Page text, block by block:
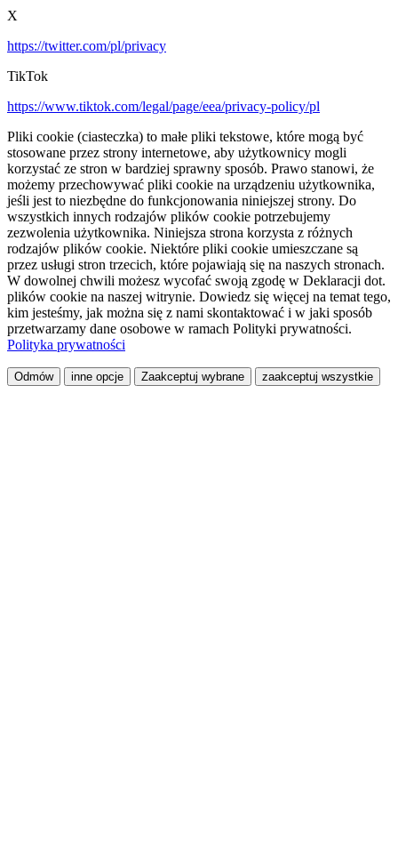
X
https://twitter.com/pl/privacy
TikTok
https://www.tiktok.com/legal/page/eea/privacy-policy/pl
Pliki cookie (ciasteczka) to małe pliki tekstowe, które mogą być
stosowane przez strony internetowe, aby użytkownicy mogli
korzystać ze stron w bardziej sprawny sposób. Prawo stanowi, że
możemy przechowywać pliki cookie na urządzeniu użytkownika,
jeśli jest to niezbędne do funkcjonowania niniejszej strony. Do
wszystkich innych rodzajów plików cookie potrzebujemy
zezwolenia użytkownika. Niniejsza strona korzysta z różnych
rodzajów plików cookie. Niektóre pliki cookie umieszczane są
przez usługi stron trzecich, które pojawiają się na naszych stronach.
W dowolnej chwili możesz wycofać swoją zgodę w Deklaracji dot.
plików cookie na naszej witrynie. Dowiedz się więcej na temat tego,
kim jesteśmy, jak można się z nami skontaktować i w jaki sposób
przetwarzamy dane osobowe w ramach Polityki prywatności.
Polityka prywatności
Odmów inne opcje Zaakceptuj wybrane zaakceptuj wszystkie